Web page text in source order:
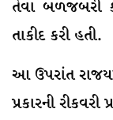
તેવા બળજબરી
તાકીદ કરી હતી.
આ ઉપરાંત
પ્રકારની